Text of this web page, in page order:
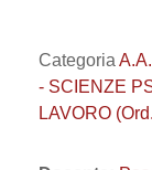
Categoria
- SCIENZE
LAVORO